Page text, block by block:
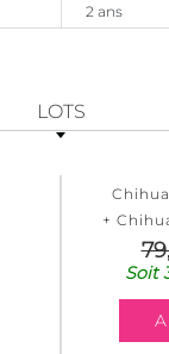
2 ans
LOTS
+
Soit